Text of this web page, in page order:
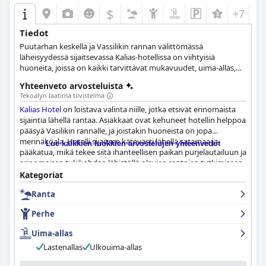
$ +7
Tiedot
Puutarhan keskellä ja Vassilikin rannan välittömässä
läheisyydessä sijaitsevassa Kalias-hotellissa on viihtyisiä
huoneita, joissa on kaikki tarvittavat mukavuudet, uima-allas,
idyllisimmät puitteet viettää täysin rentouttava kesäloma.
Yhteenveto arvosteluista
Tekoälyn laatima tiivistelmä
Kalias Hotelon loistava valinta niille, jotka etsivät erinomaista
sijaintia lähellä rantaa. Asiakkaat ovat kehuneet hotellin helppoa
pääsyä Vasilikin rannalle, ja joistakin huoneista on jopa
merinäköala. Hotelli sijaitsee kätevästi lähellä satamaa ja
pääkatua, mikä tekee siitä ihanteellisen paikan purjelautailuun ja
erinomaisen tukikohdan lähistöllä olevien rantojen tutkimiseen.
Hotellin aamiainen on poikkeuksellinen, ja se sisältää laajan
valikoiman laadukkaista raaka-aineista valmistettuja ruokia,
kuten kotitekoisia makeisia, kakkuja, leivonnaisia ja pizzaa.
Hotelli tunnetaan poikkeuksellisesta puhtaudestaan ja
hygieniatasostaan, ja asiakkaat mainitsevat toistuvasti
tahrattoman puhtaat huoneet ja päivittäisen siivouksen.
Perheyrityksessä on uskomattoman ystävällinen ja
vieraanvarainen henkilökunta, joka tekee kaikkensa
tarjotakseen erinomaista palvelua ja saadakseen vieraat
Lue kaikkien luokkien arvostelujen yhteenvedot
Kategoriat
Ranta
Perhe
Uima-allas
Lastenallas
Ulkouima-allas